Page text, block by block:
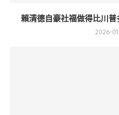
賴清德自豪社福做得比川
2026-